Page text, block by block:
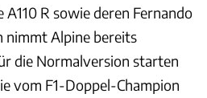
R sowie deren Fernando
nimmt Alpine bereits
die Normalversion starten
vom F1-Doppel-Champion